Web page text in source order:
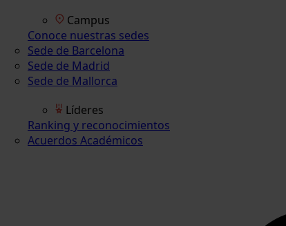
Campus
Conoce nuestras sedes
Sede de Barcelona
Sede de Madrid
Sede de Mallorca
Líderes
Ranking y reconocimientos
Acuerdos Académicos